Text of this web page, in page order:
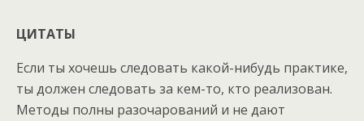
ЦИТАТЫ
Если ты хочешь следовать какой-нибудь практике,
ты должен следовать за кем-то, кто реализован.
Методы полны разочарований и не дают